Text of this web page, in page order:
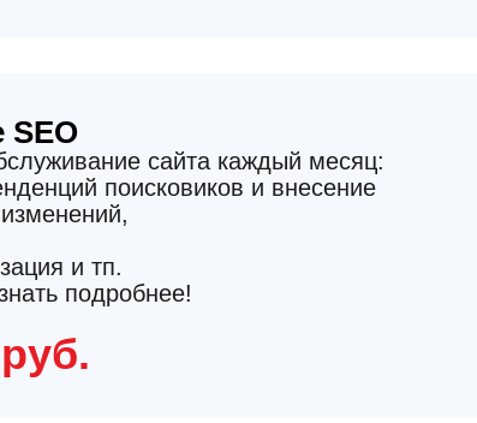
SEO
сайта каждый месяц:
поисковиков и внесение
и тп.
подробнее!